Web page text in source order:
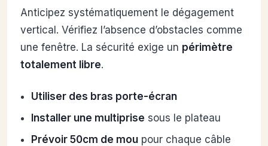
Anticipez systématiquement le dégagement
vertical. Vérifiez l’absence d’obstacles comme
une fenêtre. La sécurité exige un périmètre
totalement libre.
Utiliser des bras porte-écran
Installer une multiprise sous le plateau
Prévoir 50cm de moupour chaque câble